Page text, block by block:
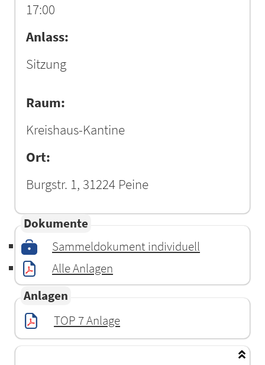
17:00
Anlass:
Sitzung
Raum:
Kreishaus-Kantine
Ort:
Burgstr. 1, 31224 Peine
Dokumente
Sammeldokument individuell
Alle Anlagen
Anlagen
TOP 7 Anlage